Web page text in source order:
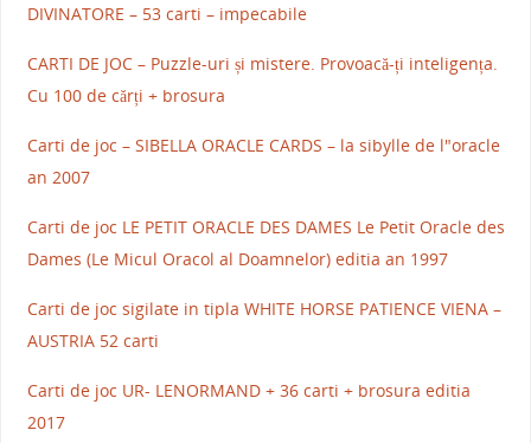
DIVINATORE – 53 carti – impecabile
CARTI DE JOC – Puzzle-uri și mistere. Provoacă-ți inteligența.
Cu 100 de cărți + brosura
Carti de joc – SIBELLA ORACLE CARDS – la sibylle de l"oracle
an 2007
Carti de joc LE PETIT ORACLE DES DAMES Le Petit Oracle des
Dames (Le Micul Oracol al Doamnelor) editia an 1997
Carti de joc sigilate in tipla WHITE HORSE PATIENCE VIENA –
AUSTRIA 52 carti
Carti de joc UR- LENORMAND + 36 carti + brosura editia
2017